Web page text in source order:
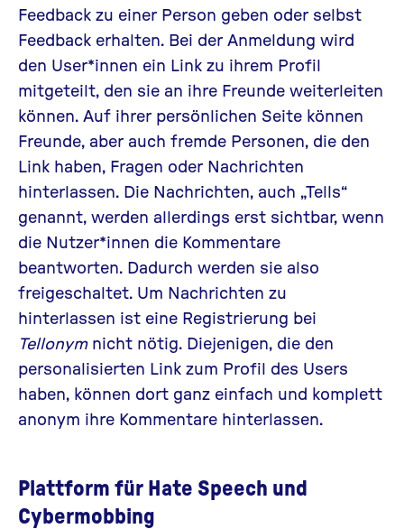
Feedback zu einer Person geben oder selbst
Feedback erhalten. Bei der Anmeldung wird
den User*innen ein Link zu ihrem Profil
mitgeteilt, den sie an ihre Freunde weiterleiten
können. Auf ihrer persönlichen Seite können
Freunde, aber auch fremde Personen, die den
Link haben, Fragen oder Nachrichten
hinterlassen. Die Nachrichten, auch „Tells“
genannt, werden allerdings erst sichtbar, wenn
die Nutzer*innen die Kommentare
beantworten. Dadurch werden sie also
freigeschaltet. Um Nachrichten zu
hinterlassen ist eine Registrierung bei
Tellonymnicht nötig. Diejenigen, die den
personalisierten Link zum Profil des Users
haben, können dort ganz einfach und komplett
anonym ihre Kommentare hinterlassen.
Plattform für Hate Speech und
Cybermobbing